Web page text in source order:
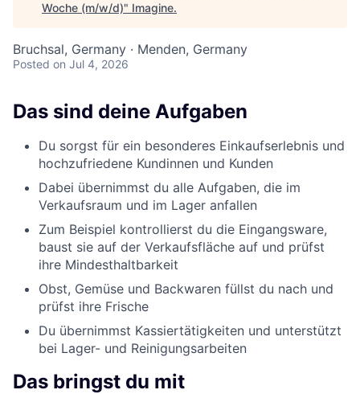
Woche (m/w/d)" Imagine.
Bruchsal, Germany · Menden, Germany
Posted on Jul 4, 2026
Das sind deine Aufgaben
Du sorgst für ein besonderes Einkaufserlebnis und
hochzufriedene Kundinnen und Kunden
Dabei übernimmst du alle Aufgaben, die im
Verkaufsraum und im Lager anfallen
Zum Beispiel kontrollierst du die Eingangsware,
baust sie auf der Verkaufsfläche auf und prüfst
ihre Mindesthaltbarkeit
Obst, Gemüse und Backwaren füllst du nach und
prüfst ihre Frische
Du übernimmst Kassiertätigkeiten und unterstützt
bei Lager- und Reinigungsarbeiten
Das bringst du mit